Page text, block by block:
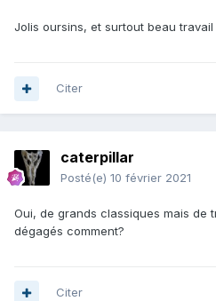
Jolis oursins, et surtout beau
Citer
caterpillar
Posté(e) 10 février 2021
Oui, de grands classiques mais de
dégagés comment?
Citer